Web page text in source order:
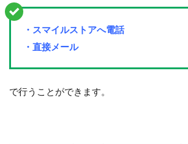
・スマイルストアへ電話
・直接メール
で行うことができます。